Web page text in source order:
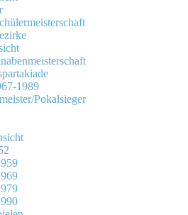
1989
Pokalsieger